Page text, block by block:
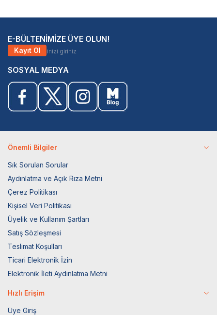
E-BÜLTENİMİZE ÜYE OLUN!
Kayıt Ol
SOSYAL MEDYA
Önemli Bilgiler
Sık Sorulan Sorular
Aydınlatma ve Açık Rıza Metni
Çerez Politikası
Kişisel Veri Politikası
Üyelik ve Kullanım Şartları
Satış Sözleşmesi
Teslimat Koşulları
Ticari Elektronik İzin
Elektronik İleti Aydınlatma Metni
Hızlı Erişim
Üye Giriş